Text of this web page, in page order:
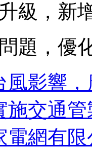
級，新
題，優
風影響
施交通管
電網有